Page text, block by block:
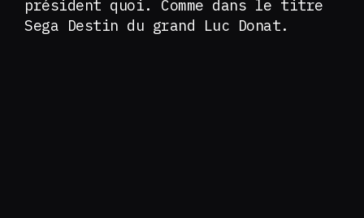
président quoi. Comme dans le titre
Sega Destin du grand Luc Donat.